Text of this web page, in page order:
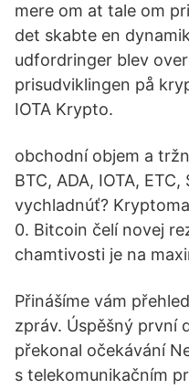
mere om at tale om
det skabte en
udfordringer blev
prisudviklingen på
IOTA Krypto.
obchodní objem a
BTC, ADA, IOTA,
vychladnúť?
0. Bitcoin čelí novej
chamtivosti je na
Přinášíme vám
zpráv. Úspěšný první
překonal očekávání
s telekomunikačním